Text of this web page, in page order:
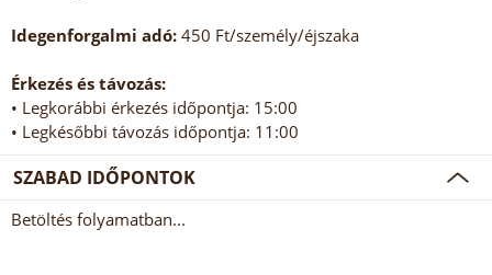
Idegenforgalmi adó: 450 Ft/személy/éjszaka
Érkezés és távozás:
• Legkorábbi érkezés időpontja: 15:00
• Legkésőbbi távozás időpontja: 11:00
SZABAD IDŐPONTOK
Betöltés folyamatban...